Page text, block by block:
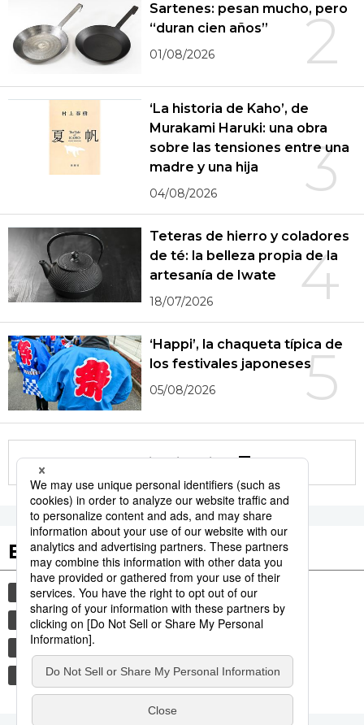
2
Sartenes: pesan mucho, pero
“duran cien años”
01/08/2026
3
‘La historia de Kaho’, de
Murakami Haruki: una obra
sobre las tensiones entre una
madre y una hija
04/08/2026
4
Teteras de hierro y coladores
de té: la belleza propia de la
artesanía de Iwate
18/07/2026
5
‘Happi’, la chaqueta típica de
los festivales japoneses
05/08/2026
More in this series
Etiquetas destacadas
cultura gastronomía
comida
gastronomía japonesa
modales
vida
alimentos
tradiciones